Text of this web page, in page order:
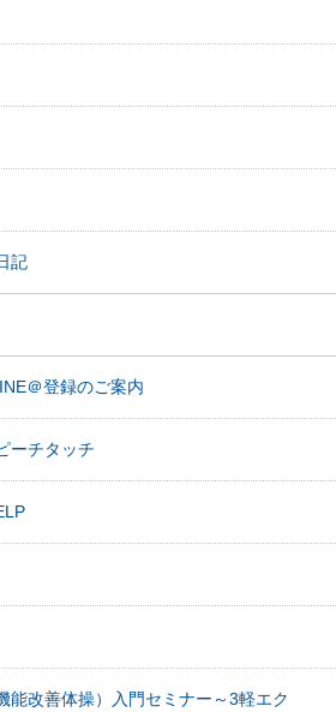
記
＠登録のご案内
ーチタッチ
能改善体操）入門セミナー～3軽エク